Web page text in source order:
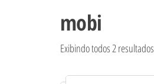
mobi
Exibindo todos 2 resultados